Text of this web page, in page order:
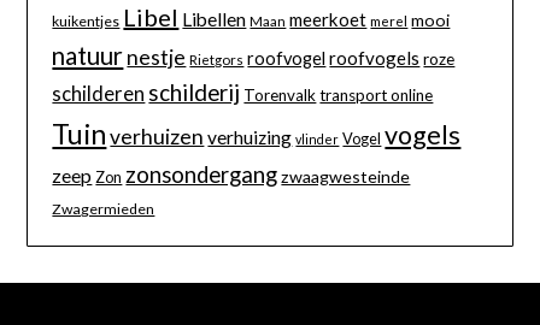
kuikentjes Libel Libellen Maan meerkoet merel mooi
natuurnestje Rietgors roofvogel roofvogels roze
schilderen schilderij Torenvalk transport online
Tuin verhuizen verhuizing vlinder Vogel vogels
zeep Zon zonsondergang zwaagwesteinde
Zwagermieden